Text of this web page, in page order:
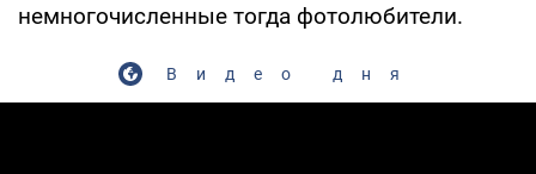
немногочисленные тогда фотолюбители.
Видео дня